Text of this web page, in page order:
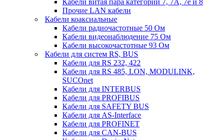
Прочие LAN кабели
Кабели коаксиальные
Кабели радиочастотные 50 Ом
Кабели видеонаблюдение 75 Ом
Кабели высокочастотные 93 Ом
Кабели для систем RS, BUS
Кабели для RS 232, 422
Кабели для RS 485, LON, MODULINK,
SUCOnet
Кабели для INTERBUS
Кабели для PROFIBUS
Кабели для SAFETY BUS
Кабели для AS-Interface
Кабели для PROFINET
Кабели для CAN-BUS